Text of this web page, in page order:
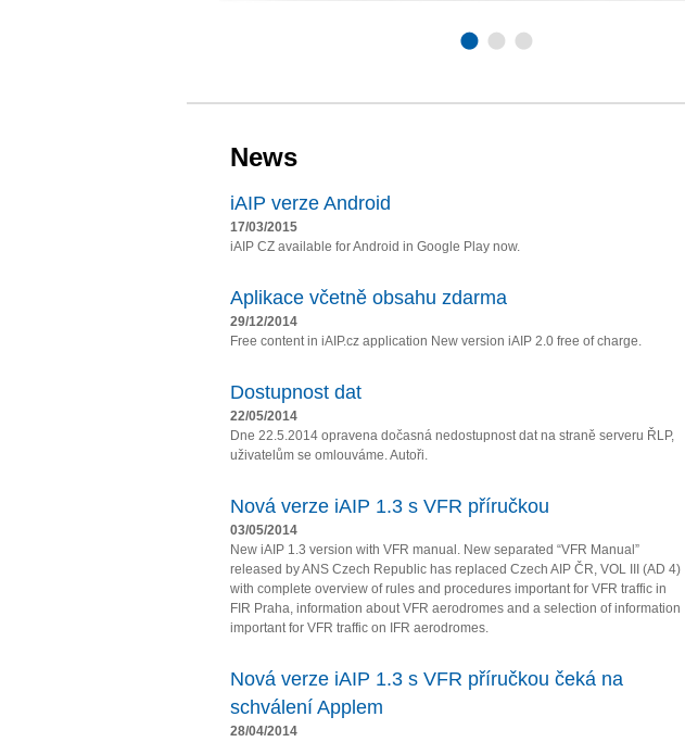
News
iAIP verze Android
17/03/2015
iAIP CZ available for Android in Google Play now.
Aplikace včetně obsahu zdarma
29/12/2014
Free content in iAIP.cz application New version iAIP 2.0 free of charge.
Dostupnost dat
22/05/2014
Dne 22.5.2014 opravena dočasná nedostupnost dat na straně serveru ŘLP,
uživatelům se omlouváme. Autoři.
Nová verze iAIP 1.3 s VFR příručkou
03/05/2014
New iAIP 1.3 version with VFR manual. New separated “VFR Manual”
released by ANS Czech Republic has replaced Czech AIP ČR, VOL III (AD 4)
with complete overview of rules and procedures important for VFR traffic in
FIR Praha, information about VFR aerodromes and a selection of information
important for VFR traffic on IFR aerodromes.
Nová verze iAIP 1.3 s VFR příručkou čeká na
schválení Applem
28/04/2014